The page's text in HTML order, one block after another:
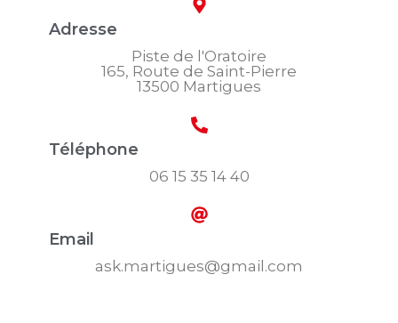
Adresse
Piste de l'Oratoire
165, Route de Saint-Pierre
13500 Martigues
Téléphone
06 15 35 14 40
Email
ask.martigues@gmail.com